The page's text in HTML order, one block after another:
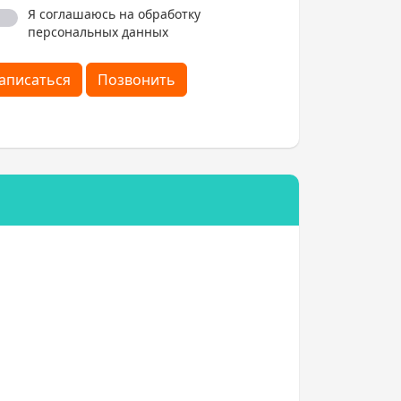
Я соглашаюсь на обработку
персональных данных
Позвонить